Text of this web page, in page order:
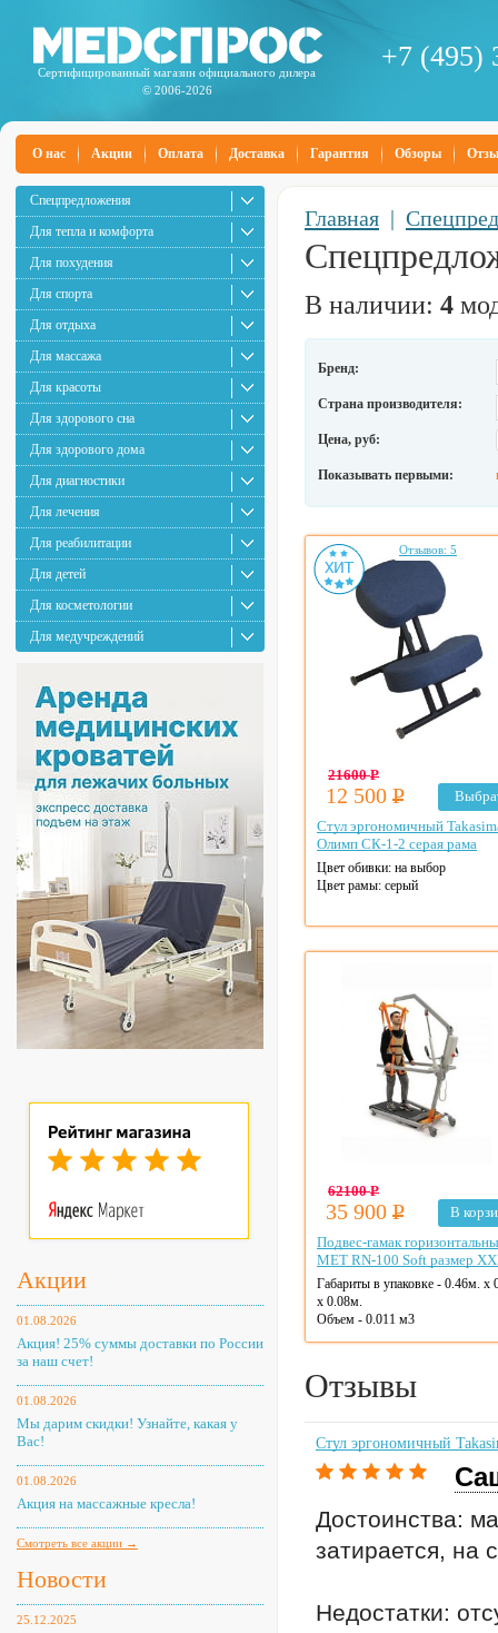
Сертифицированный магазин официального дилера
© 2006-2026
+7 (495)
О нас Акции Оплата Доставка Гарантия Обзоры
Спецпредложения
Для тепла и комфорта
Для похудения
Для спорта
Для отдыха
Для массажа
Для красоты
Для здорового сна
Для здорового дома
Для диагностики
Для лечения
Для реабилитации
Для детей
Для косметологии
Для медучреждений
Акции
01.08.2026
Акция! 25% суммы доставки по России
за наш счет!
01.08.2026
Мы дарим скидки! Узнайте, какая у
Вас!
01.08.2026
Акция на массажные кресла!
Смотреть все акции →
Новости
25.12.2025
Главная |
В наличии: 4
Бренд:
Страна производителя:
Цена, руб:
Показывать первыми:
Отзывов: 5
21600Р
12 500 Р
Стул эргономичный
Олимп СК-1-2 серая рама
Цвет обивки: на выбор
Цвет рамы: серый
62100Р
35 900 Р
В
Подвес-гамак
MET RN-100 Soft размер
Габариты в упаковке - 0.46м. x
x 0.08м.
Объем - 0.011 м3
Отзывы
Стул эргономичный
Достоинства:
затирается, на
Недостатки: